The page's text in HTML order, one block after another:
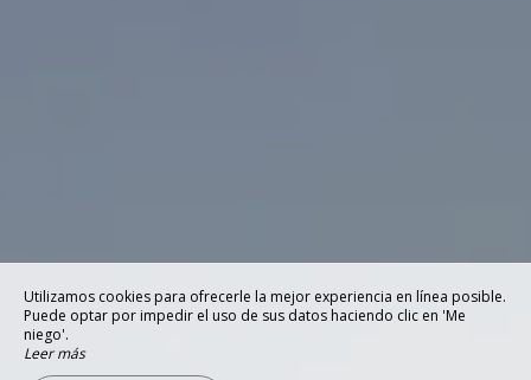
Utilizamos cookies para ofrecerle la mejor experiencia en línea posible.
Puede optar por impedir el uso de sus datos haciendo clic en 'Me
niego'.
Leer más